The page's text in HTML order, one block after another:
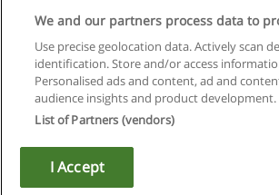
Regras de uso
Privacidade de dados
Entrar em contato com
Copyright © Educaedu Business S.L. - CIF :
We and our partners process data to
Use precise geolocation data. Actively scan
identification. Store and/or access
Personalised ads and content, ad and
audience insights and product development.
List of Partners (vendors)
I Accept